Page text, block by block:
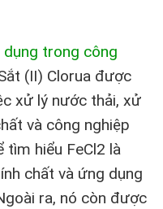
dụng trong công
(II) Clorua được
xử lý nước thải, xử
và công nghiệp
hiểu FeCl2 là
chất và ứng dụng
ra, nó còn được